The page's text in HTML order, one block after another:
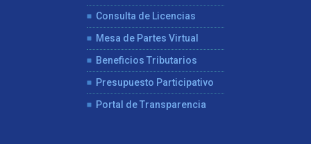
Consulta de Licencias
Mesa de Partes Virtual
Beneficios Tributarios
Presupuesto Participativo
Portal de Transparencia